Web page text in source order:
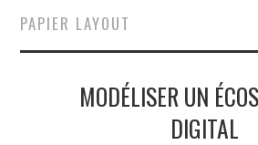
SCRIBING
SKETCHNOTES
PAPIER LAYOUT
MODÉLISER UN
DIGITAL